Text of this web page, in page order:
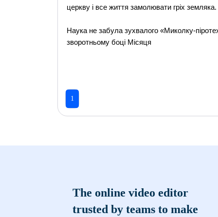
церкву і все життя замолювати гріх земляка.
Наука не забула зухвалого «Миколку-
зворотньому боцi Місяця
1
The online video editor
trusted by teams to make